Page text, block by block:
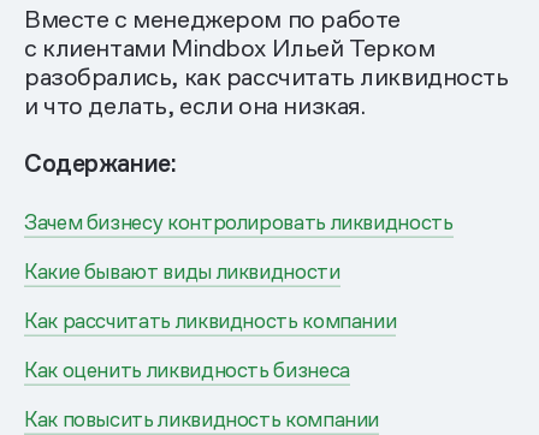
Вместе с менеджером по работе
с клиентами Mindbox Ильей Терком
разобрались, как рассчитать ликвидность
и что делать, если она низкая.
Содержание:
Зачем бизнесу контролировать ликвидность
Какие бывают виды ликвидности
Как рассчитать ликвидность компании
Как оценить ликвидность бизнеса
Как повысить ликвидность компании